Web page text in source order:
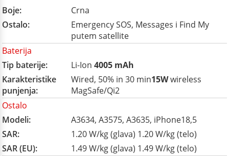
Boje:
Crna
Ostalo:
Emergency SOS, Messages i Find My
putem satellite
Baterija
Tip baterije:
Li-Ion 4005 mAh
Karakteristike
punjenja:
Wired, 50% in 30 min15Wwireless
MagSafe/Qi2
Ostalo
Modeli:
A3634, A3575, A3635, iPhone18,5
SAR:
1.20 W/kg (glava) 1.20 W/kg (telo)
SAR (EU):
1.49 W/kg (glava) 1.49 W/kg (telo)